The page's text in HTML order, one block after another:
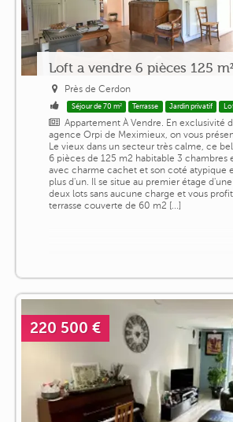
Loft a vendre 6 pièces 125 m²
Près de Cerdon
Séjour de 70 m² Terrasse Jardin privatif
Appartement À Vendre. En exclusivité
agence Orpi de Meximieux, on vous
Le vieux dans un secteur très calme, ce
6 pièces de 125 m2 habitable 3 chambres
avec charme cachet et son coté atypique
plus d'un. Il se situe au premier étage
deux lots sans aucune charge et vous
terrasse couverte de 60 m2 [...]
220 500 €